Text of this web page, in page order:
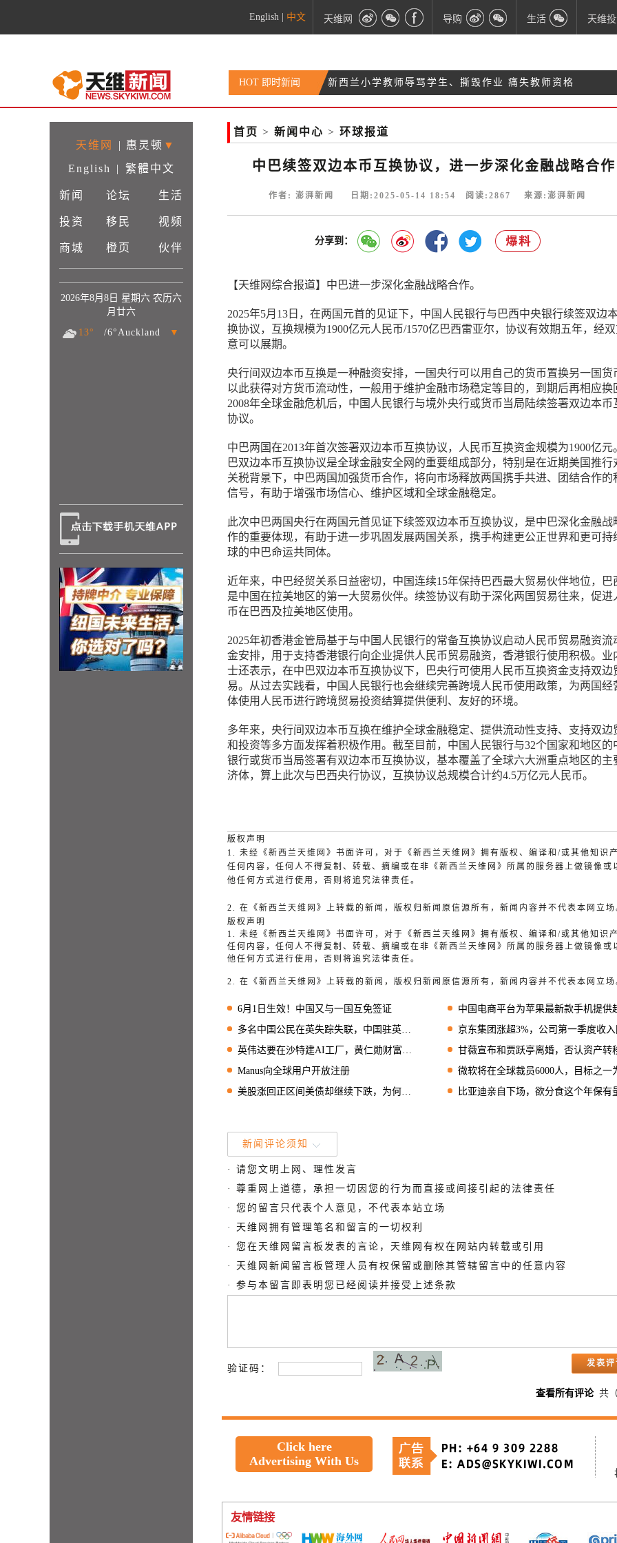
English 中文 天维网 导购 生活 天维
HOT 即时新闻
新西兰小学教师辱骂学生、撕毁作业 痛失教师资格
身背136项盗窃指控！新西兰准许将澳女子引渡回国
天维网 | 惠灵顿 ▼
English
| 繁體中文
新闻 论坛 生活
投资 移民 视频
商城 橙页 伙伴
2026年8月8日 星期六 农历六
月廿六
13°
/6°Auckland ▼
首页 > 新闻中心 > 环球报道
中巴续签双边本币互换协议，进一步深化金融战略合作
作者: 澎湃新闻 日期:2025-05-14 18:54 阅读: 2867 来源:澎湃新闻
分享到：
【天维网综合报道】中巴进一步深化金融战略合作。
2025年5月13日，在两国元首的见证下，中国人民银行与巴西中央银行续签双边
换协议，互换规模为1900亿元人民币/1570亿巴西雷亚尔，协议有效期五年，经双
意可以展期。
央行间双边本币互换是一种融资安排，一国央行可以用自己的货币置换另一国货
以此获得对方货币流动性，一般用于维护金融市场稳定等目的，到期后再相应换
2008年全球金融危机后，中国人民银行与境外央行或货币当局陆续签署双边本币
协议。
中巴两国在2013年首次签署双边本币互换协议，人民币互换资金规模为1900亿元
巴双边本币互换协议是全球金融安全网的重要组成部分，特别是在近期美国推行
关税背景下，中巴两国加强货币合作，将向市场释放两国携手共进、团结合作的
信号，有助于增强市场信心、维护区域和全球金融稳定。
此次中巴两国央行在两国元首见证下续签双边本币互换协议，是中巴深化金融战
作的重要体现，有助于进一步巩固发展两国关系，携手构建更公正世界和更可持
球的中巴命运共同体。
近年来，中巴经贸关系日益密切，中国连续15年保持巴西最大贸易伙伴地位，巴
是中国在拉美地区的第一大贸易伙伴。续签协议有助于深化两国贸易往来，促进
币在巴西及拉美地区使用。
2025年初香港金管局基于与中国人民银行的常备互换协议启动人民币贸易融资流
金安排，用于支持香港银行向企业提供人民币贸易融资，香港银行使用积极。业
士还表示，在中巴双边本币互换协议下，巴央行可使用人民币互换资金支持双边
易。从过去实践看，中国人民银行也会继续完善跨境人民币使用政策，为两国经
体使用人民币进行跨境贸易投资结算提供便利、友好的环境。
多年来，央行间双边本币互换在维护全球金融稳定、提供流动性支持、支持双边
和投资等多方面发挥着积极作用。截至目前，中国人民银行与32个国家和地区的
银行或货币当局签署有双边本币互换协议，基本覆盖了全球六大洲重点地区的主
济体，算上此次与巴西央行协议，互换协议总规模合计约4.5万亿元人民币。
版权声明
1. 未经《新西兰天维网》书面许可，对于《新西兰天维网》拥有版权、编译和/或其他知识
任何内容，任何人不得复制、转载、摘编或在非《新西兰天维网》所属的服务器上做镜像或
他任何方式进行使用，否则将追究法律责任。
2. 在《新西兰天维网》上转载的新闻，版权归新闻原信源所有，新闻内容并不代表本网立场
版权声明
1. 未经《新西兰天维网》书面许可，对于《新西兰天维网》拥有版权、编译和/或其他知识
任何内容，任何人不得复制、转载、摘编或在非《新西兰天维网》所属的服务器上做镜像或
他任何方式进行使用，否则将追究法律责任。
2. 在《新西兰天维网》上转载的新闻，版权归新闻原信源所有，新闻内容并不代表本网立场
6月1日生效！中国又与一国互免签证
中国电商平台为苹果最新款手机提供超2000人民币
多名中国公民在英失踪失联，中国驻英国使领馆发布提醒
京东集团涨超3%，公司第一季度收入同比增
英伟达要在沙特建AI工厂，黄仁勋财富增至1200亿美元
甘薇宣布和贾跃亭离婚，否认资产转
Manus向全球用户开放注册
微软将在全球裁员6000人，目标之一为减少管理
美股涨回正区间美债却继续下跌，为何关税政策缓和也救不了美债
比亚迪亲自下场，欲分食这个年保有量超4亿辆的市
新闻评论须知
· 请您文明上网、理性发言
· 尊重网上道德，承担一切因您的行为而直接或间接引起的法律责任
· 您的留言只代表个人意见，不代表本站立场
· 天维网拥有管理笔名和留言的一切权利
· 您在天维网留言板发表的言论，天维网有权在网站内转载或引用
· 天维网新闻留言板管理人员有权保留或删除其管辖留言中的任意内容
· 参与本留言即表明您已经阅读并接受上述条款
验证码：
查看所有评论共（
Click here
Advertising With Us
友情链接